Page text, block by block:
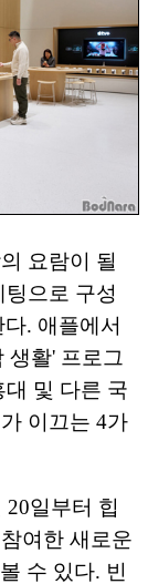
요람이 될
으로 구성
. 애플에서
생활' 프로그
및 다른 국
이끄는 4가
일부터 힙
여한 새로운
수 있다. 빈